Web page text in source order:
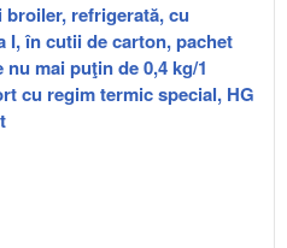
broiler, refrigerată, cu
I, în cutii de carton, pachet
mai puţin de 0,4 kg/1
cu regim termic special, HG